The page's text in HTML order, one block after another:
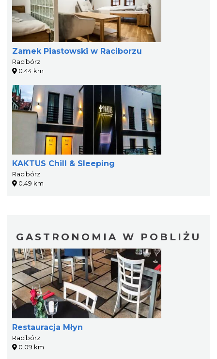
Zamek Piastowski w Raciborzu
Racibórz
0.44 km
KAKTUS Chill & Sleeping
Racibórz
0.49 km
GASTRONOMIA W POBLIŻU
Restauracja Młyn
Racibórz
0.09 km